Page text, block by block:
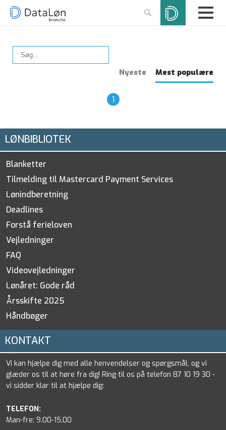
Nyeste Mest populære
1
LØNBIBLIOTEK
Blanketter
Tilmelding til Mastercard Payment Services
Lønindberetning
Deadlines
Forstå ferieloven
Vejledninger
FAQ
Videovejledninger
Lønåret: Gode råd
Årsskifte 2025
Håndbøger
KONTAKT
Vi kan hjælpe dig med alle henvendelser og spørgsmål, og vi
glæder os til at høre fra dig! Ring til os på telefon 87 10 19 30 -
vi sidder klar til at hjælpe dig:
TELEFON:
Man-fre: 9.00-15.00